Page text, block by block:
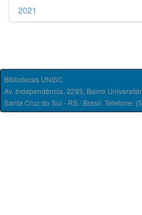
2021
Bibliotecas UNISC
Av. Independência, 2293, Bairro
Santa Cruz do Sul - RS / Brasil. Telefone: